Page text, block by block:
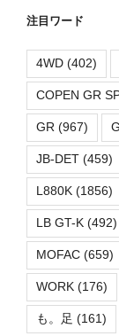
注目ワード
4WD (402)
COPEN GR
GR (967)
JB-DET (459)
L880K (1856)
LB GT-K (492)
MOFAC (659)
WORK (176)
も。足 (161)